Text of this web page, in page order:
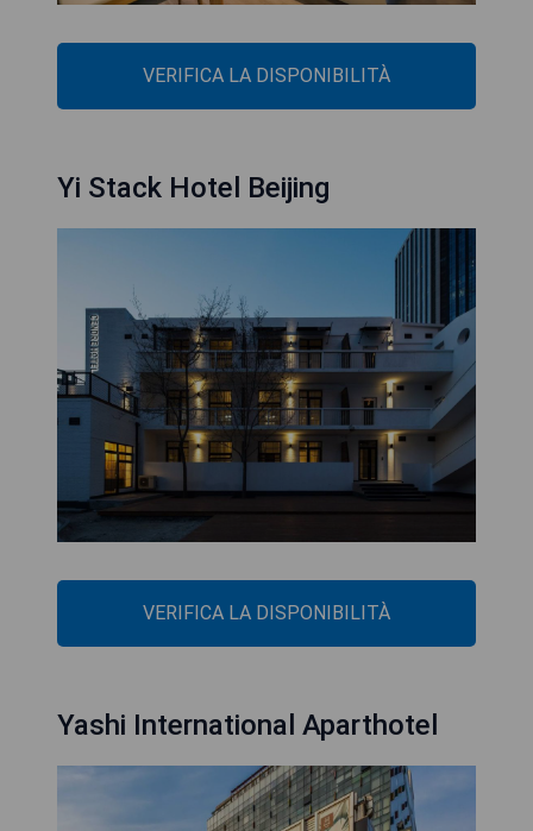
VERIFICA LA DISPONIBILITÀ
Yi Stack Hotel Beijing
VERIFICA LA DISPONIBILITÀ
Yashi International Aparthotel